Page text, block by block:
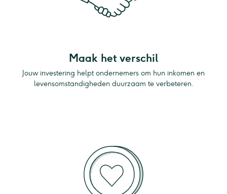
Maak het verschil
Jouw investering helpt ondernemers om hun inkomen en
levensomstandigheden duurzaam te verbeteren.